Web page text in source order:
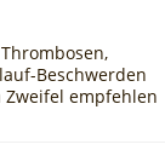
Beschwerden
empfehlen